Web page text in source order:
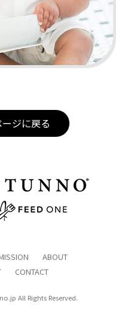
ジに戻る
ABOUT
CONTACT
All Rights Reserved.